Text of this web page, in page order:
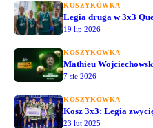
KOSZYKÓWKA
Legia druga w 3x3
19 lip 2026
KOSZYKÓWKA
Mathieu
7 sie 2026
KOSZYKÓWKA
Kosz 3x3: Legia
23 lut 2025